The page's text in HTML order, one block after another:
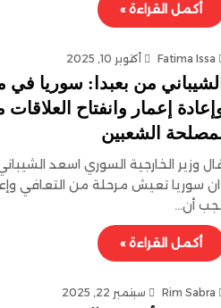
أكمل القراءة »
Fatima Issa أكتوبر 10, 2025
الشيباني من بعبدا: سوريا
إعمار وانفتاح العلاقات
الشعبين
وزير الخارجية السوري اسعد
سوريا تعيش مرحلة من التعافي
أن…
أكمل القراءة »
Rim Sabra سبتمبر 22, 2025